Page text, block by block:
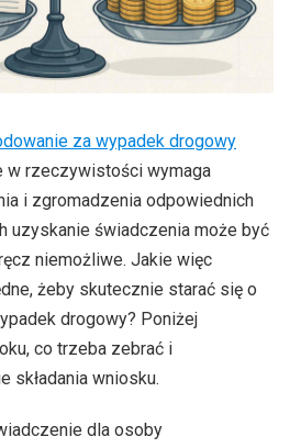
za wypadek drogowy
w rzeczywistości wymaga
i zgromadzenia odpowiednich
uzyskanie świadczenia może być
niemożliwe. Jakie więc
żeby skutecznie starać się o
drogowy? Poniżej
co trzeba zebrać i
składania wniosku.
dla osoby